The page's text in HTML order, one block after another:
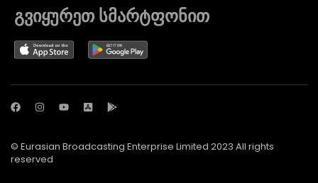
გვიყურეთ სმარტფონით
© Eurasian Broadcasting Enterprise Limited 2023 All rights
reserved